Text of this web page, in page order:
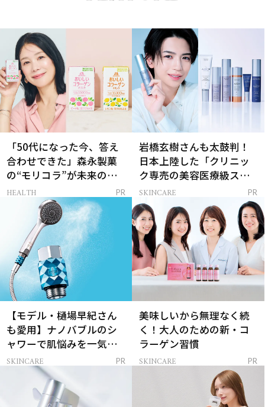
「50代になった今、答え
合わせできた」森永製菓
の“モリコラ”が未来のキ
レイを連れてくる！
HEALTH PR
岩橋玄樹さんも太鼓判！
日本上陸した「クリニッ
ク専売の美容医療級スキ
ンケア」
SKINCARE PR
【モデル・樋場早紀さん
も愛用】ナノバブルのシ
ャワーで肌悩みを一気に
解決
SKINCARE PR
美味しいから無理なく続
く！大人のための新・コ
ラーゲン習慣
SKINCARE PR